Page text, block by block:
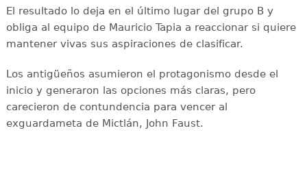
El resultado lo deja en el último lugar del grupo B y
obliga al equipo de Mauricio Tapia a reaccionar si quiere
mantener vivas sus aspiraciones de clasificar.
Los antigüeños asumieron el protagonismo desde el
inicio y generaron las opciones más claras, pero
carecieron de contundencia para vencer al
exguardameta de Mictlán, John Faust.